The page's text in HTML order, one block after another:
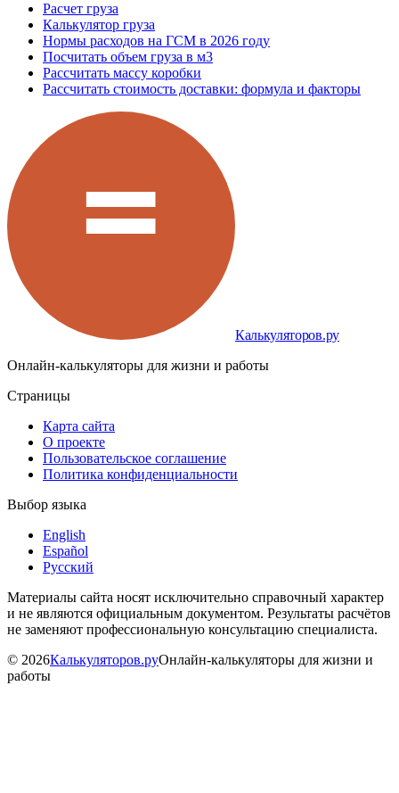
Расчет груза
Калькулятор груза
Нормы расходов на ГСМ в 2026 году
Посчитать объем груза в м3
Рассчитать массу коробки
Рассчитать стоимость доставки: формула и факторы
Калькуляторов.ру
Онлайн-калькуляторы для жизни и работы
Страницы
Карта сайта
О проекте
Пользовательское соглашение
Политика конфиденциальности
Выбор языка
English
Español
Русский
Материалы сайта носят исключительно справочный характер
и не являются официальным документом. Результаты расчётов
не заменяют профессиональную консультацию специалиста.
© 2026Калькуляторов.руОнлайн-калькуляторы для жизни и
работы